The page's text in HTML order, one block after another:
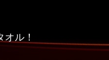
ル！